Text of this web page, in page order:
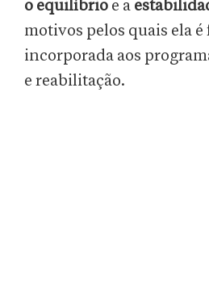
o equilíbrio e a
motivos pelos quais ela
incorporada aos
e reabilitação.